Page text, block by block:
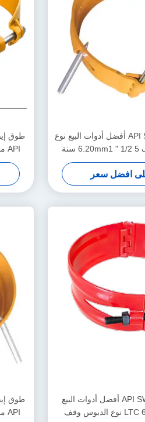
معتمد من قبل API SWS أفضل أدوات البيع نوع
الدبوس طوق وقف 5 1/2 " 6.20mm1 سنة
غلاف النفط والغاز
افضل سعر
سنة
معتمد من قبل API SWS أفضل أدوات البيع
LTC 6 5/8 " 10.59mm نوع الدبوس وقف